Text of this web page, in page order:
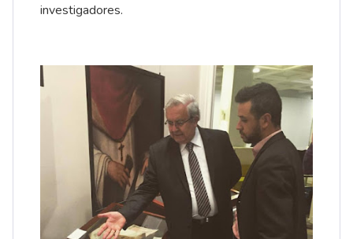
investigadores.